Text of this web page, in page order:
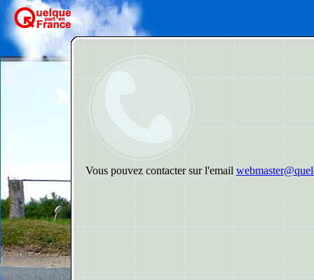
Vous pouvez contacter sur l'email